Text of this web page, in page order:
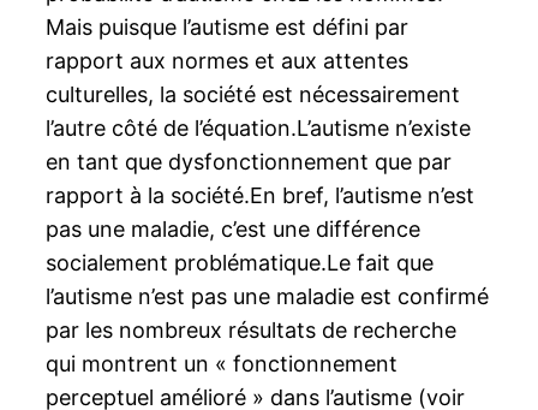
Mais puisque l’autisme est défini par
rapport aux normes et aux attentes
culturelles, la société est nécessairement
l’autre côté de l’équation.L’autisme n’existe
en tant que dysfonctionnement que par
rapport à la société.En bref, l’autisme n’est
pas une maladie, c’est une différence
socialement problématique.Le fait que
l’autisme n’est pas une maladie est confirmé
par les nombreux résultats de recherche
qui montrent un « fonctionnement
perceptuel amélioré » dans l’autisme (voir